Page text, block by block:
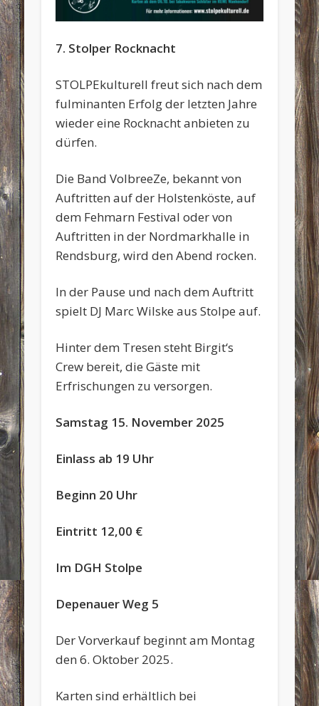
7. Stolper Rocknacht
STOLPEkulturell freut sich nach dem
fulminanten Erfolg der letzten Jahre
wieder eine Rocknacht anbieten zu
dürfen.
Die Band VolbreeZe, bekannt von
Auftritten auf der Holstenköste, auf
dem Fehmarn Festival oder von
Auftritten in der Nordmarkhalle in
Rendsburg, wird den Abend rocken.
In der Pause und nach dem Auftritt
spielt DJ Marc Wilske aus Stolpe auf.
Hinter dem Tresen steht Birgit‘s
Crew bereit, die Gäste mit
Erfrischungen zu versorgen.
Samstag 15. November 2025
Einlass ab 19 Uhr
Beginn 20 Uhr
Eintritt 12,00 €
Im DGH Stolpe
Depenauer Weg 5
Der Vorverkauf beginnt am Montag
den 6. Oktober 2025.
Karten sind erhältlich bei